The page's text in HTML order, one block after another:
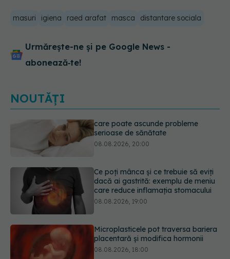
masuri igiena raed arafat masca distantare sociala
Urmărește-ne și pe Google News -
abonează‑te!
NOUTĂȚI
Ce poți mânca și ce trebuie să eviți
dacă ai gastrită: exemplu de meniu
Microplasticele pot traversa bariera
placentară și modifica hormonii
Trucul genial cu ceai negru pentru